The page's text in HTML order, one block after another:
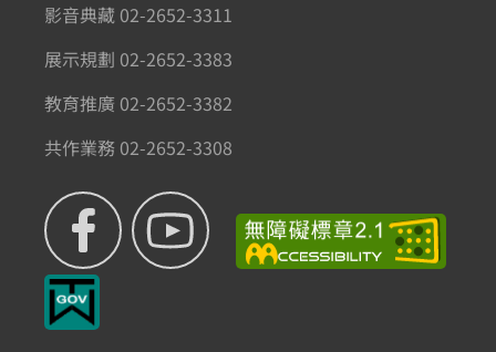
影音典藏 02-2652-3311
展示規劃 02-2652-3383
教育推廣 02-2652-3382
共作業務 02-2652-3308